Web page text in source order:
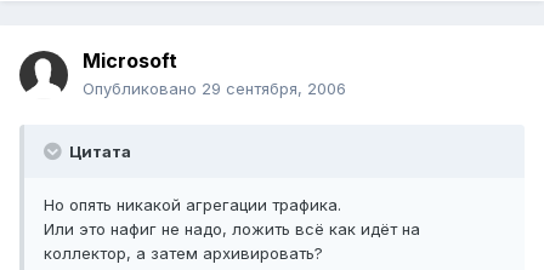
Microsoft
Опубликовано 29 сентября, 2006
Цитата
Но опять никакой агрегации трафика.
Или это нафиг не надо, ложить всё как идёт на
коллектор, а затем архивировать?